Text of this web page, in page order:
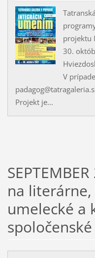
projektu
30.
V
Projekt je...
na
umelecké a